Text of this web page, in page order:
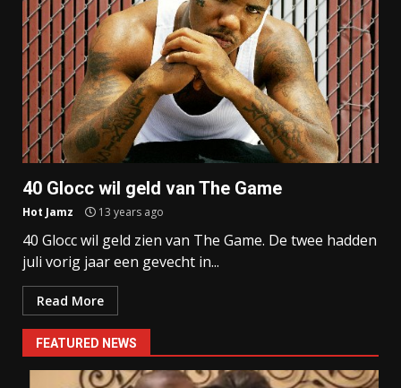
40 Glocc wil geld van The Game
Hot Jamz 13 years ago
40 Glocc wil geld zien van The Game. De twee hadden
juli vorig jaar een gevecht in...
Read More
FEATURED NEWS